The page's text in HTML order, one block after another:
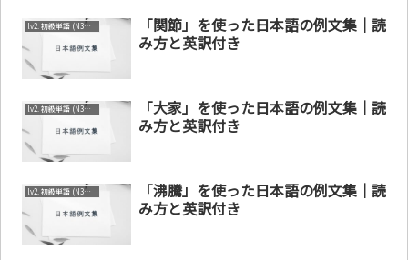
lv2. 初級単語 (N3～N4)
「関節」を使った日本語の例文集｜読
み方と英訳付き
lv2. 初級単語 (N3～N4)
「大家」を使った日本語の例文集｜読
み方と英訳付き
lv2. 初級単語 (N3～N4)
「沸騰」を使った日本語の例文集｜読
み方と英訳付き